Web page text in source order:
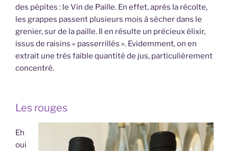
des pépites : le Vin de Paille. En effet, après la récolte,
les grappes passent plusieurs mois à sécher dans le
grenier, sur de la paille. Il en résulte un précieux élixir,
issus de raisins « passerrillés ». Evidemment, on en
extrait une très faible quantité de jus, particulièrement
concentré.
Les rouges
Eh
oui